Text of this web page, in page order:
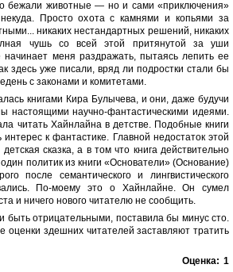
бежали животные — но и сами «приключения»
Просто охота с камнями и копьями за
никаких нестандартных решений, никаких
чушь со всей этой притянутой за уши
меня раздражать, пытаясь лепить ее
здесь уже писали, вряд ли подростки стали бы
с законами и комитетами.
книгами Кира Булычева, и они, даже будучи
настоящими научно-фантастическими идеями.
читать Хайнлайна в детстве. Подобные книги
к фантастике. Главной недостаток этой
сказка, а в том что книга действительно
политик из книги «Основатели» (Основание)
после семантического и лингвистического
По-моему это о Хайнлайне. Он сумел
и ничего нового читателю не сообщить.
быть отрицательными, поставила бы минус сто.
оценки здешних читателей заставляют тратить
Оценка: 1